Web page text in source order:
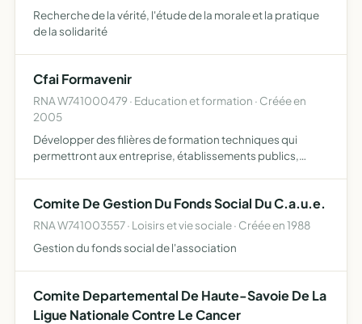
Recherche de la vérité, l'étude de la morale et la pratique
de la solidarité
Cfai Formavenir
RNA W741000479 · Education et formation · Créée en
2005
Développer des filières de formation techniques qui
permettront aux entreprise, établissements publics,
correspon…
Comite De Gestion Du Fonds Social Du C.a.u.e.
RNA W741003557 · Loisirs et vie sociale · Créée en 1988
Gestion du fonds social de l'association
Comite Departemental De Haute-Savoie De La
Ligue Nationale Contre Le Cancer